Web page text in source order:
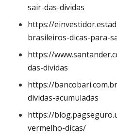
sair-das-dividas
https://
brasileiros-dicas-para-
https://
das-dividas
https://
dividas-acumuladas
https://
vermelho-dicas/